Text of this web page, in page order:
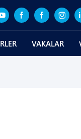
VAKALAR